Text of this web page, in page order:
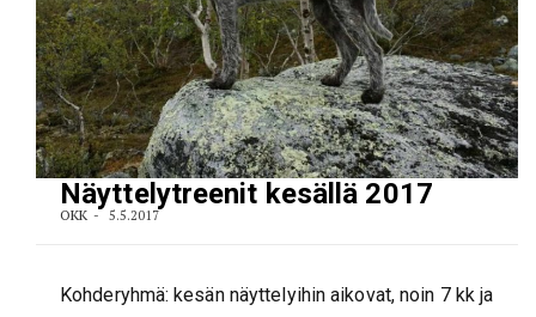
Näyttelytreenit kesällä 2017
OKK 5.5.2017
Kohderyhmä: kesän näyttelyihin aikovat, noin 7 kk ja